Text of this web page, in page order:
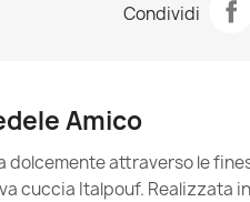
Cuccia
Misura
Destinazione
Condividi
Amico
attraverso le
cuccia Italpouf. Realizzata